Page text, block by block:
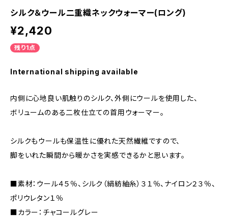
シルク＆ウール二重織ネックウォーマー(ロング)
¥2,420
残り1点
International shipping available
内側に心地良い肌触りのシルク、外側にウールを使用した、
ボリュームのある二枚仕立ての首用ウォーマー。
シルクもウールも保温性に優れた天然繊維ですので、
脚をいれた瞬間から暖かさを実感できるかと思います。
■素材：ウール４５％、シルク（絹紡紬糸）３１％、ナイロン２３％、
ポリウレタン１％
■カラー：チャコールグレー